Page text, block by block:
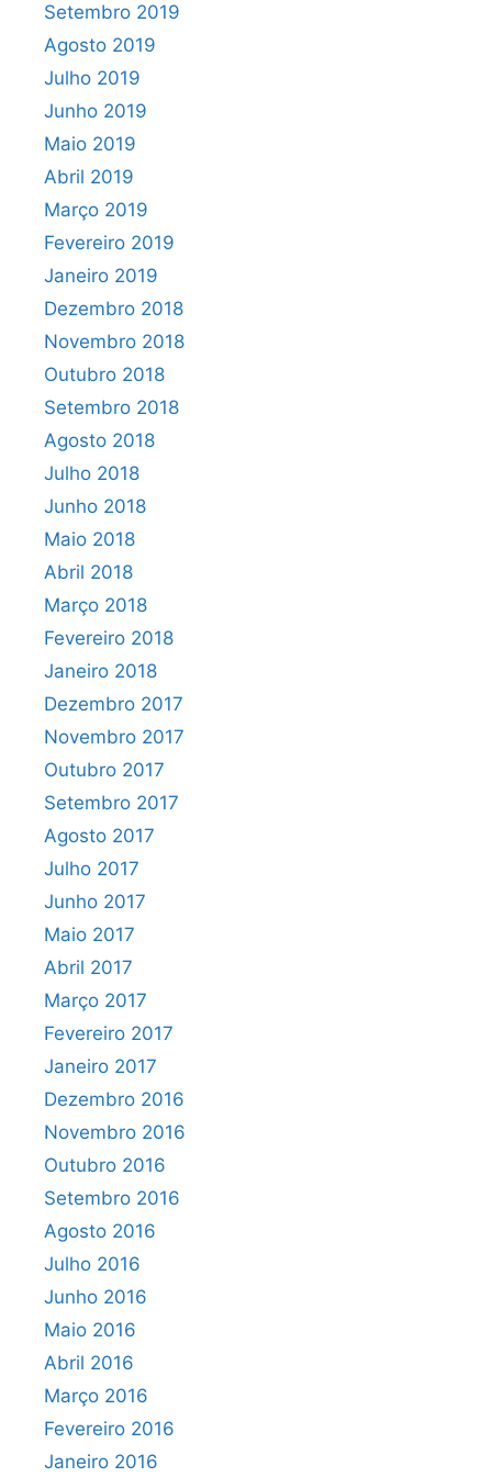
Setembro 2019
Agosto 2019
Julho 2019
Junho 2019
Maio 2019
Abril 2019
Março 2019
Fevereiro 2019
Janeiro 2019
Dezembro 2018
Novembro 2018
Outubro 2018
Setembro 2018
Agosto 2018
Julho 2018
Junho 2018
Maio 2018
Abril 2018
Março 2018
Fevereiro 2018
Janeiro 2018
Dezembro 2017
Novembro 2017
Outubro 2017
Setembro 2017
Agosto 2017
Julho 2017
Junho 2017
Maio 2017
Abril 2017
Março 2017
Fevereiro 2017
Janeiro 2017
Dezembro 2016
Novembro 2016
Outubro 2016
Setembro 2016
Agosto 2016
Julho 2016
Junho 2016
Maio 2016
Abril 2016
Março 2016
Fevereiro 2016
Janeiro 2016